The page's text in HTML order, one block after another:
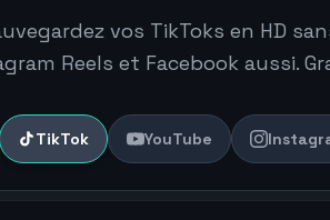
vos TikToks en HD
Reels et Facebook aussi.
TikTok YouTube